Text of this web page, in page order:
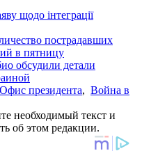
щодо інтеграції
пострадавших
в пятницу
обсудили детали
Офис президента, Война в
необходимый текст и
об этом редакции.